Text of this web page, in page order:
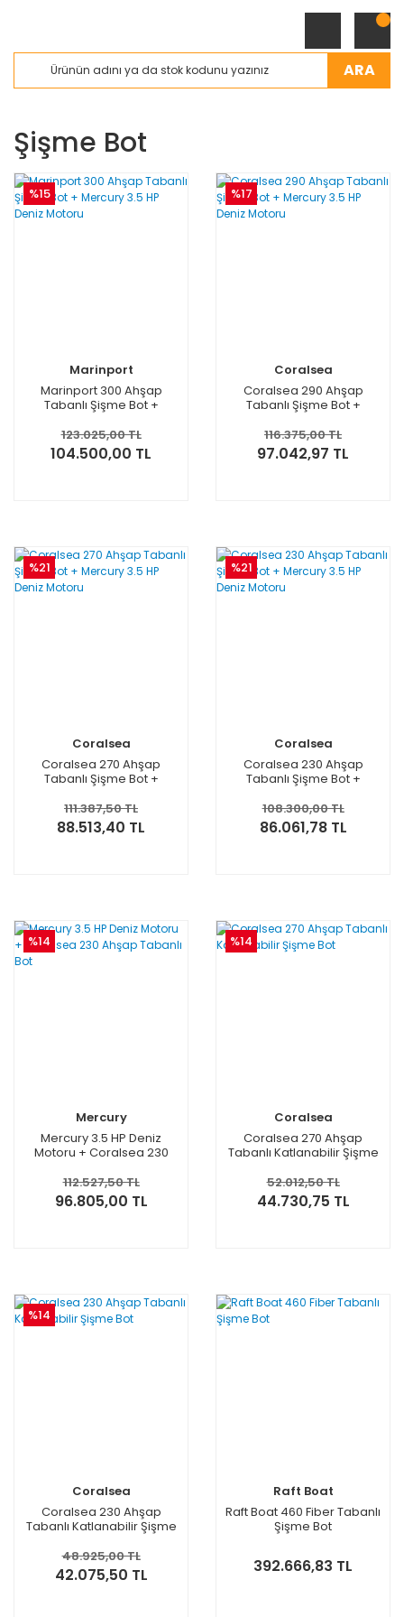
ARA
Şişme Bot
%15
Marinport
Marinport 300 Ahşap
Tabanlı Şişme Bot +
Motoru
123.025,00 TL
104.500,00 TL
%17
Coralsea
Coralsea 290 Ahşap
Tabanlı Şişme Bot +
Motoru
116.375,00 TL
97.042,97 TL
%21
Coralsea
Coralsea 270 Ahşap
Tabanlı Şişme Bot +
Motoru
111.387,50 TL
88.513,40 TL
%21
Coralsea
Coralsea 230 Ahşap
Tabanlı Şişme Bot +
Motoru
108.300,00 TL
86.061,78 TL
%14
Mercury
Mercury 3.5 HP Deniz
Motoru + Coralsea 230
112.527,50 TL
96.805,00 TL
%14
Coralsea
Coralsea 270 Ahşap
Tabanlı Katlanabilir Şişme
52.012,50 TL
44.730,75 TL
%14
Coralsea
Coralsea 230 Ahşap
Tabanlı Katlanabilir Şişme
48.925,00 TL
42.075,50 TL
Raft Boat
Raft Boat 460 Fiber Tabanlı
Şişme Bot
392.666,83 TL